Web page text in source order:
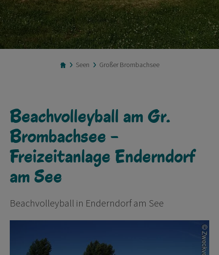
Seen Großer Brombachsee
Beachvolleyball am Gr.
Brombachsee -
Freizeitanlage Enderndorf
am See
Beachvolleyball in Enderndorf am See